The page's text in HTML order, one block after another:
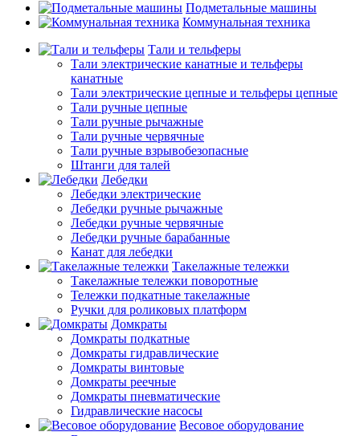
Подметальные машины
Коммунальная техника
Тали и тельферы
Тали электрические канатные и тельферы
канатные
Тали электрические цепные и тельферы цепные
Тали ручные цепные
Тали ручные рычажные
Тали ручные червячные
Тали ручные взрывобезопасные
Штанги для талей
Лебедки
Лебедки электрические
Лебедки ручные рычажные
Лебедки ручные червячные
Лебедки ручные барабанные
Канат для лебедки
Такелажные тележки
Такелажные тележки поворотные
Тележки подкатные такелажные
Ручки для роликовых платформ
Домкраты
Домкраты подкатные
Домкраты гидравлические
Домкраты винтовые
Домкраты реечные
Домкраты пневматические
Гидравлические насосы
Весовое оборудование